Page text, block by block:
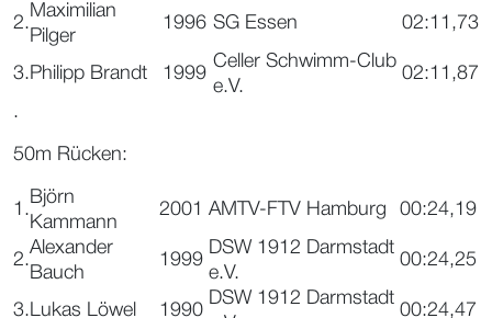
2.
Maximilian
Pilger
1996 SG Essen 02:11,73
3.Philipp Brandt 1999
Celler Schwimm-Club
e.V.
02:11,87
.
50m Rücken:
1.
Björn
Kammann
2001 AMTV-FTV Hamburg 00:24,19
2.
Alexander
Bauch
1999
DSW 1912 Darmstadt
e.V.
00:24,25
3. Lukas Löwel 1990
DSW 1912 Darmstadt
00:24,47